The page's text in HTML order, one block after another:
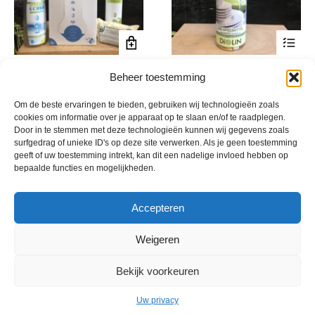
Beheer toestemming
Om de beste ervaringen te bieden, gebruiken wij technologieën zoals
cookies om informatie over je apparaat op te slaan en/of te raadplegen.
Door in te stemmen met deze technologieën kunnen wij gegevens zoals
surfgedrag of unieke ID's op deze site verwerken. Als je geen toestemming
geeft of uw toestemming intrekt, kan dit een nadelige invloed hebben op
bepaalde functies en mogelijkheden.
Accepteren
Weigeren
Bekijk voorkeuren
Uw privacy
EM schoonmaakpakket
prijs
was:
€ 33,82.
prijs
is:
€ 31,00.
product
Deze
optie
EM afwasmiddel
Prijsklasse:
€ 10,50
tot
€ 17,00